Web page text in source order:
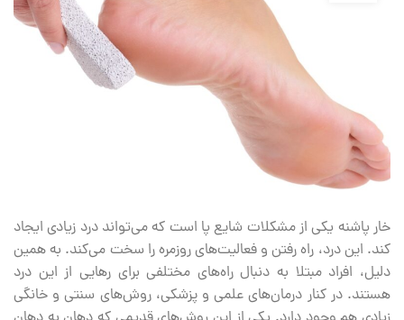
خار پاشنه یکی از مشکلات شایع پا است که می‌تواند درد زیادی ایجاد
کند. این درد، راه رفتن و فعالیت‌های روزمره را سخت می‌کند. به همین
دلیل، افراد مبتلا به دنبال راه‌های مختلفی برای رهایی از این درد
هستند. در کنار درمان‌های علمی و پزشکی، روش‌های سنتی و خانگی